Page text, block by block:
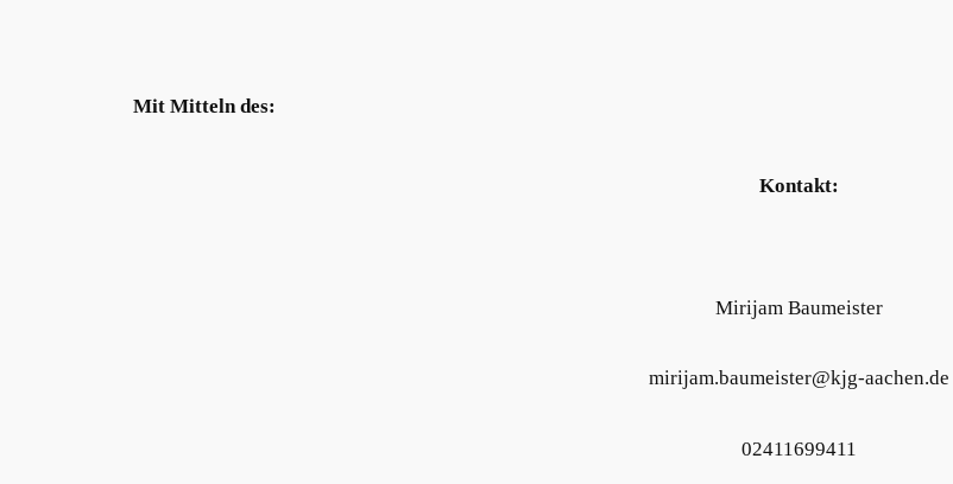
Mit Mitteln des:
Kontakt:
Mirijam Baumeister
mirijam.baumeister@kjg-aachen.de
02411699411